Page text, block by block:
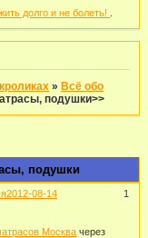
долго и не болеть!
» Всё обо
подушки>>
подушки
1
2012-08-14
Москвачерез